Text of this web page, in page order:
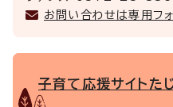
お問い合わせは専用フ
子育て応援サイトた